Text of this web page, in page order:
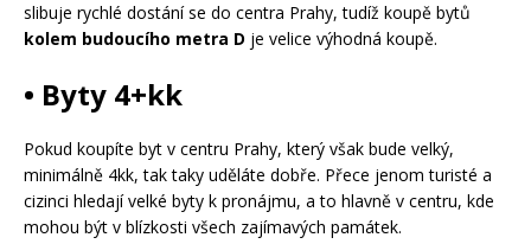
slibuje rychlé dostání se do centra Prahy, tudíž koupě bytů
kolem budoucího metra D je velice výhodná koupě.
• Byty 4+kk
Pokud koupíte byt v centru Prahy, který však bude velký,
minimálně 4kk, tak taky uděláte dobře. Přece jenom turisté a
cizinci hledají velké byty k pronájmu, a to hlavně v centru, kde
mohou být v blízkosti všech zajímavých památek.